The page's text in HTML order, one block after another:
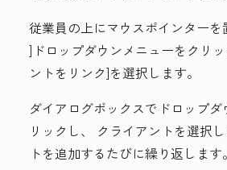
従業員の上にマウスポインターを
]ドロップダウンメニューをクリ
ントをリンク]を選択します。
ダイアログボックスで ドロップ
リックし、
クライアントを選択
トを追加するたびに繰り返します。